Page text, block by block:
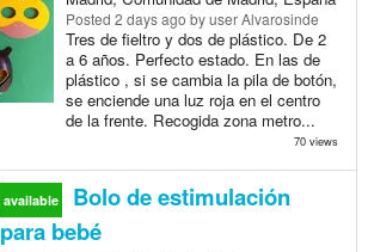
Posted 2 days ago by user Alvarosinde
Tres de fieltro y dos de plástico. De 2
a 6 años. Perfecto estado. En las de
plástico , si se cambia la pila de botón,
se enciende una luz roja en el centro
de la frente. Recogida zona metro...
70 views
available
Bolo de estimulación
para bebé